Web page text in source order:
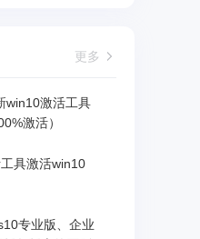
更多
win10激活工具
激活）
具激活win10
专业版、企业